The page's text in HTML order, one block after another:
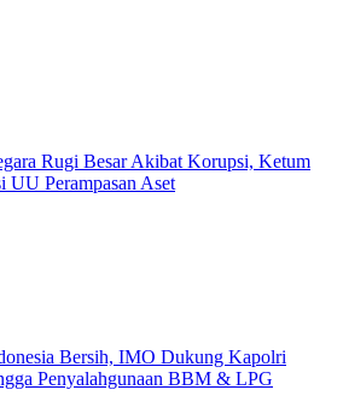
Rugi Besar Akibat Korupsi, Ketum
UU Perampasan Aset
Bersih, IMO Dukung Kapolri
Penyalahgunaan BBM & LPG